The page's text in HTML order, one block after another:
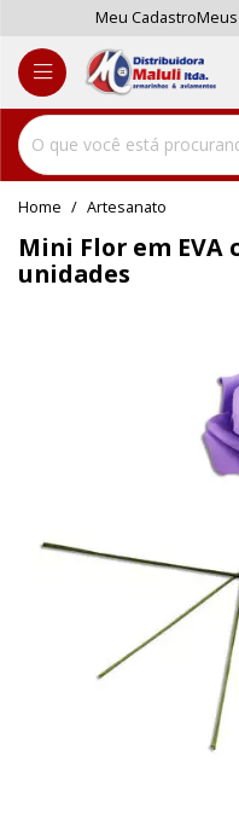
Meu Cadastro
home Artesanato
Mini Flor em EVA
unidades